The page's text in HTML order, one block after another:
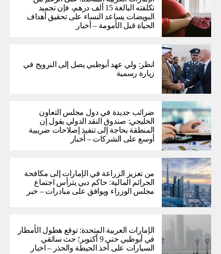
تكلفته البالغة 15 ألف درهم، فإن تجميد
البويضات يساعد النساء على تحقيق أهداف
الحياة قبل الأمومة – أخبار
انظر: ولي عهد أبوظبي يصل إلى النرويج في
زيارة رسمية
ضرائب جديدة في دول مجلس التعاون
الخليجي: صندوق النقد الدولي يقول إن
المنطقة بحاجة إلى تنفيذ إصلاحات ضريبية
أوسع على الشركات – أخبار
من تعزيز الزراعة في الإمارات إلى مكافحة
الجرائم المالية: حاكم دبي يترأس اجتماع
مجلس الوزراء ويوافق على مبادرات – خبر
الإمارات العربية المتحدة: توقع هطول الأمطار
في أبوظبي حتى 9 أكتوبر؛ حث سائقي
السيارات على أخذ الحيطة والحذر – اخبار